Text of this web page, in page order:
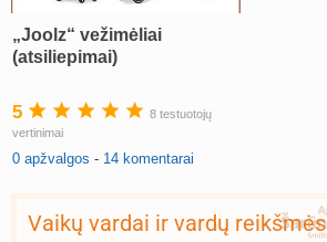
„Joolz“ vežimėliai
(atsiliepimai)
5
8 testuotojų
vertinimai
0 apžvalgos - 14 komentarai
Vaikų vardai ir vardų reikšmės